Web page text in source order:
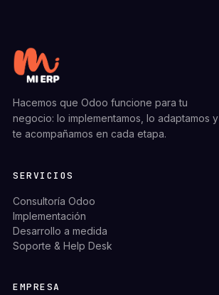
Hacemos que Odoo funcione para tu
negocio: lo implementamos, lo adaptamos y
te acompañamos en cada etapa.
SERVICIOS
Consultoría Odoo
Implementación
Desarrollo a medida
Soporte & Help Desk
EMPRESA